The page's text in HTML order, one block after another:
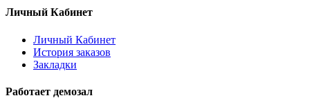
Личный Кабинет
Личный Кабинет
История заказов
Закладки
Работает демозал